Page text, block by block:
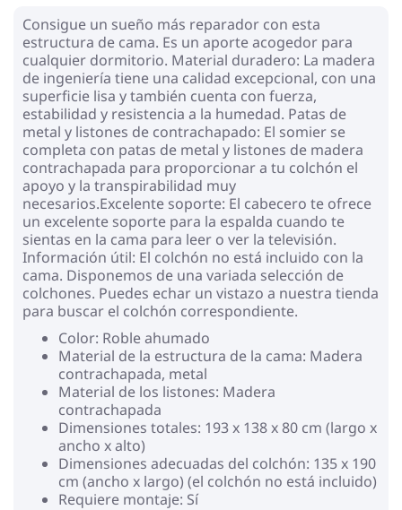
Consigue un sueño más reparador con esta
estructura de cama. Es un aporte acogedor para
cualquier dormitorio. Material duradero: La madera
de ingeniería tiene una calidad excepcional, con una
superficie lisa y también cuenta con fuerza,
estabilidad y resistencia a la humedad. Patas de
metal y listones de contrachapado: El somier se
completa con patas de metal y listones de madera
contrachapada para proporcionar a tu colchón el
apoyo y la transpirabilidad muy
necesarios.Excelente soporte: El cabecero te ofrece
un excelente soporte para la espalda cuando te
sientas en la cama para leer o ver la televisión.
Información útil: El colchón no está incluido con la
cama. Disponemos de una variada selección de
colchones. Puedes echar un vistazo a nuestra tienda
para buscar el colchón correspondiente.
Color: Roble ahumado
Material de la estructura de la cama: Madera
contrachapada, metal
Material de los listones: Madera
contrachapada
Dimensiones totales: 193 x 138 x 80 cm (largo x
ancho x alto)
Dimensiones adecuadas del colchón: 135 x 190
cm (ancho x largo) (el colchón no está incluido)
Requiere montaje: Sí